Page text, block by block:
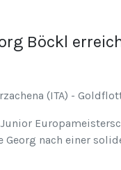
Böckl
(ITA) -
Georg nach einer